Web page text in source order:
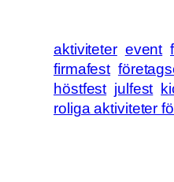
aktiviteter event
firmafest
höstfest julfest
roliga aktiviteter